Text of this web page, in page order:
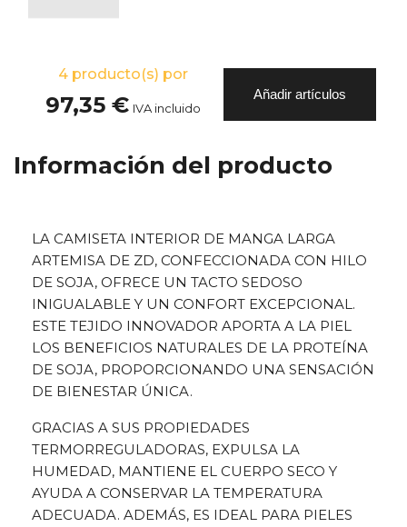
4producto(s) por
97,35 € IVA incluido
Añadir artículos
Información del producto
LA CAMISETA INTERIOR DE MANGA LARGA
ARTEMISA DE ZD, CONFECCIONADA CON HILO
DE SOJA, OFRECE UN TACTO SEDOSO
INIGUALABLE Y UN CONFORT EXCEPCIONAL.
ESTE TEJIDO INNOVADOR APORTA A LA PIEL
LOS BENEFICIOS NATURALES DE LA PROTEÍNA
DE SOJA, PROPORCIONANDO UNA SENSACIÓN
DE BIENESTAR ÚNICA.
GRACIAS A SUS PROPIEDADES
TERMORREGULADORAS, EXPULSA LA
HUMEDAD, MANTIENE EL CUERPO SECO Y
AYUDA A CONSERVAR LA TEMPERATURA
ADECUADA. ADEMÁS, ES IDEAL PARA PIELES